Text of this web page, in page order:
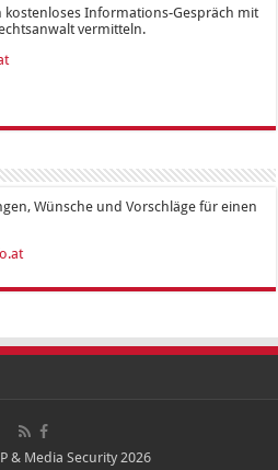
kostenloses Informations-Gespräch mit
vermitteln.
Wünsche und Vorschläge für einen
& Media Security 2026